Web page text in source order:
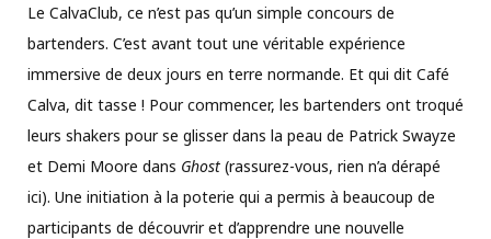
Le CalvaClub, ce n’est pas qu’un simple concours de
bartenders. C’est avant tout une véritable expérience
immersive de deux jours en terre normande. Et qui dit Café
Calva, dit tasse ! Pour commencer, les bartenders ont troqué
leurs shakers pour se glisser dans la peau de Patrick Swayze
et Demi Moore dans Ghost (rassurez-vous, rien n’a dérapé
ici). Une initiation à la poterie qui a permis à beaucoup de
participants de découvrir et d’apprendre une nouvelle